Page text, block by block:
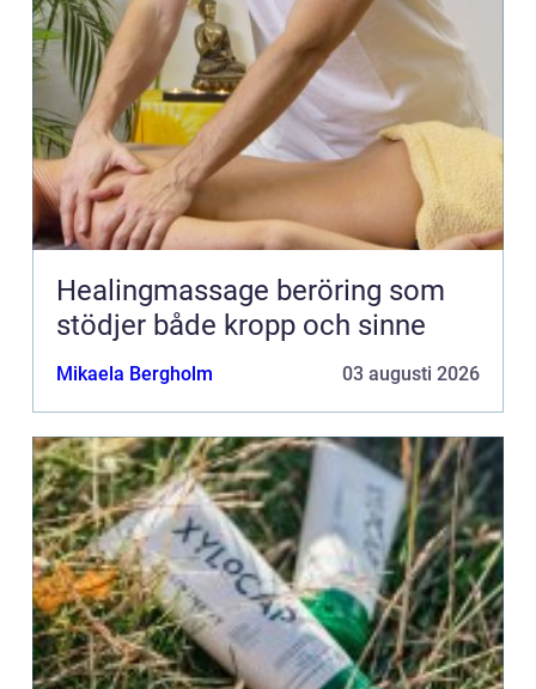
Healingmassage beröring som
stödjer både kropp och sinne
Mikaela Bergholm 03 augusti 2026